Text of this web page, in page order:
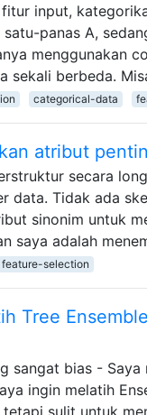
input,
panas A,
menggunakan
sekali berbeda.
categorical-data
atribut
secara
data. Tidak ada
sinonim untuk
saya adalah
feature-selection
Tree
sangat bias -
ingin melatih
sulit untuk